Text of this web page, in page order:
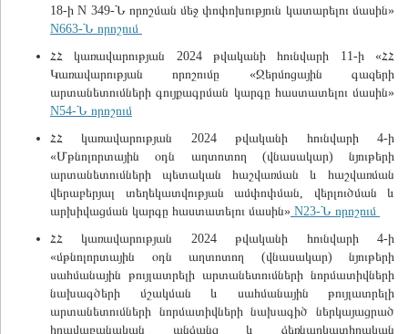
18-ի N 349-Ն որոշման մեջ փոփոխություն կատարելու մասին»
N663-Ն որոշում
ՀՀ կառավարության 2024 թվականի հունվարի 11-ի «ՀՀ
Կառավարության որոշումը «Ջերմոցային գազերի
արտանետումների գույքագրման կարգը հաստատելու մասին»
N54-Ն որոշում
ՀՀ կառավարության 2024 թվականի հունվարի 4-ի
«Մթնոլորտային օդն աղտոտող (վնասակար) նյութերի
արտանետումների պետական հաշվառման և հաշվառման
վերաբերյալ տեղեկատվության ամփոփման, վերլուծման և
արխիվացման կարգը հաստատելու մասին» N23-Ն որոշում
ՀՀ կառավարության 2024 թվականի հունվարի 4-ի
«մթնոլորտային օդն աղտոտող (վնասակար) նյութերի
սահմանային թույլատրելի արտանետումների նորմատիվների
նախագծերի մշակման և սահմանային թույլատրելի
արտանետումների նորմատիվների նախագիծ ներկայացրած
իրավաբանական անձանց և ձեռնարկատիրական